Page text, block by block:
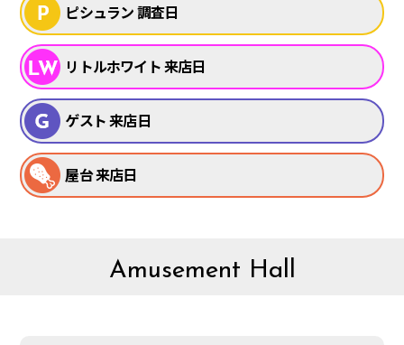
ピシュラン 調査日
リトルホワイト 来店日
ゲスト 来店日
屋台 来店日
Amusement Hall